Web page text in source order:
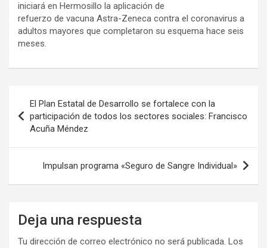
iniciará en Hermosillo la aplicación de
refuerzo de vacuna Astra-Zeneca contra el coronavirus a
adultos mayores que completaron su esquema hace seis
meses.
de
entradas
El Plan Estatal de Desarrollo se fortalece con la
participación de todos los sectores sociales: Francisco
Acuña Méndez
Impulsan programa «Seguro de Sangre Individual»
Deja una respuesta
Tu dirección de correo electrónico no será publicada. Los